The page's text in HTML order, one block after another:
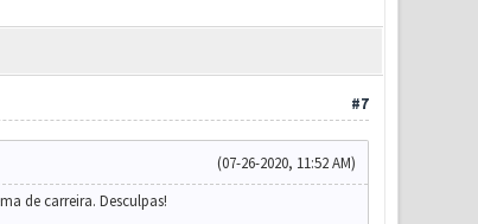
#7
(07-26-2020, 11:52 AM)
de carreira. Desculpas!